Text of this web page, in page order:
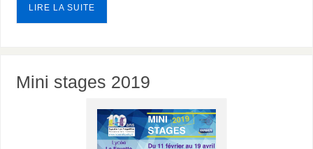
LIRE LA SUITE
Mini stages 2019